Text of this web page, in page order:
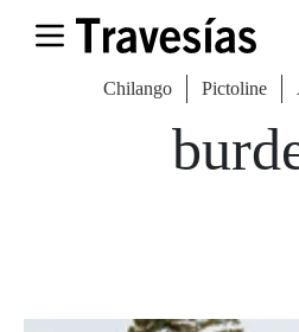
Chilango Pictoline